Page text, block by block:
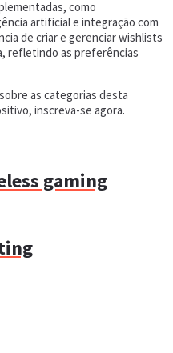
como
artificial e integração com
de criar e gerenciar wishlists
refletindo as preferências
as categorias desta
inscreva-se agora.
gaming